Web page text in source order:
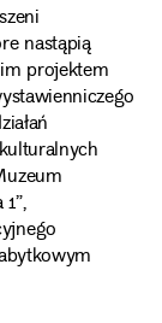
nastąpią
projektem